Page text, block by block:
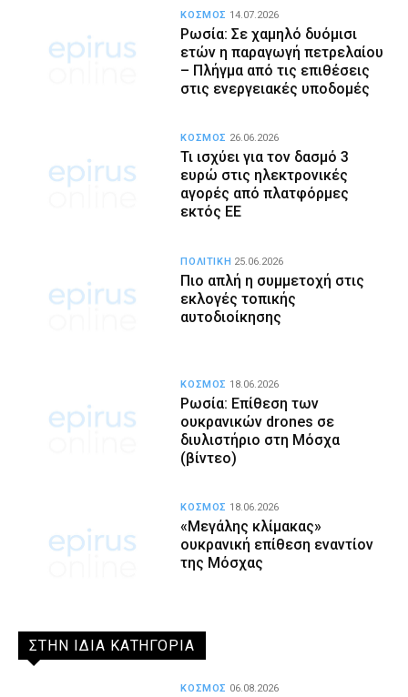
Ρωσία: Σε χαμηλό δυόμισι
ετών η παραγωγή πετρελαίου
– Πλήγμα από τις επιθέσεις
στις ενεργειακές υποδομές
ΚΟΣΜΟΣ 14.07.2026
Τι ισχύει για τον δασμό 3
ευρώ στις ηλεκτρονικές
αγορές από πλατφόρμες
εκτός ΕΕ
ΚΟΣΜΟΣ 26.06.2026
Πιο απλή η συμμετοχή στις
εκλογές τοπικής
αυτοδιοίκησης
ΠΟΛΙΤΙΚΗ 25.06.2026
Ρωσία: Επίθεση των
ουκρανικών drones σε
διυλιστήριο στη Μόσχα
(βίντεο)
ΚΟΣΜΟΣ 18.06.2026
«Μεγάλης κλίμακας»
ουκρανική επίθεση εναντίον
της Μόσχας
ΚΟΣΜΟΣ 18.06.2026
ΣΤΗΝ ΙΔΙΑ ΚΑΤΗΓΟΡΙΑ
ΚΟΣΜΟΣ 06.08.2026